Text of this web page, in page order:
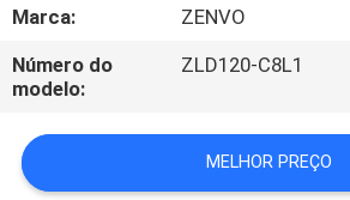
EXCURSÃO
DA
FÁBRICA
Marca:
ZENVO
Número do
modelo:
ZLD120-C8L1
MELHOR PREÇO